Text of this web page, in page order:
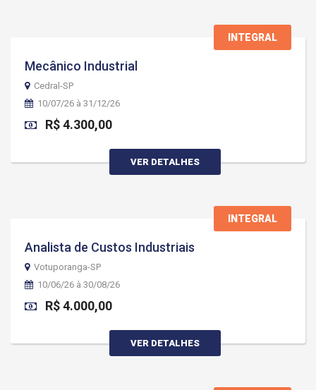
INTEGRAL
Mecânico Industrial
Cedral-SP
10/07/26 à 31/12/26
R$ 4.300,00
VER DETALHES
INTEGRAL
Analista de Custos Industriais
Votuporanga-SP
10/06/26 à 30/08/26
R$ 4.000,00
VER DETALHES